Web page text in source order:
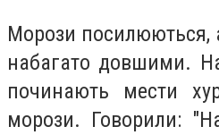
Морози посилюються,
набагато довшими.
починають мести
морози. Говорили: